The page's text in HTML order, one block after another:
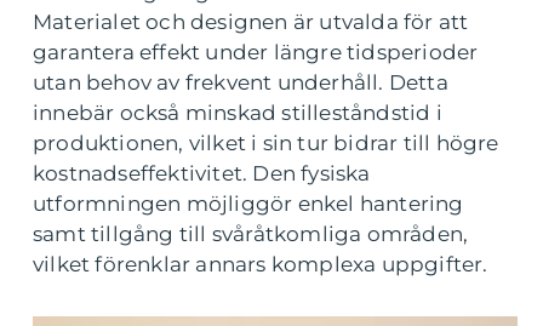
Materialet och designen är utvalda för att
garantera effekt under längre tidsperioder
utan behov av frekvent underhåll. Detta
innebär också minskad stilleståndstid i
produktionen, vilket i sin tur bidrar till högre
kostnadseffektivitet. Den fysiska
utformningen möjliggör enkel hantering
samt tillgång till svåråtkomliga områden,
vilket förenklar annars komplexa uppgifter.